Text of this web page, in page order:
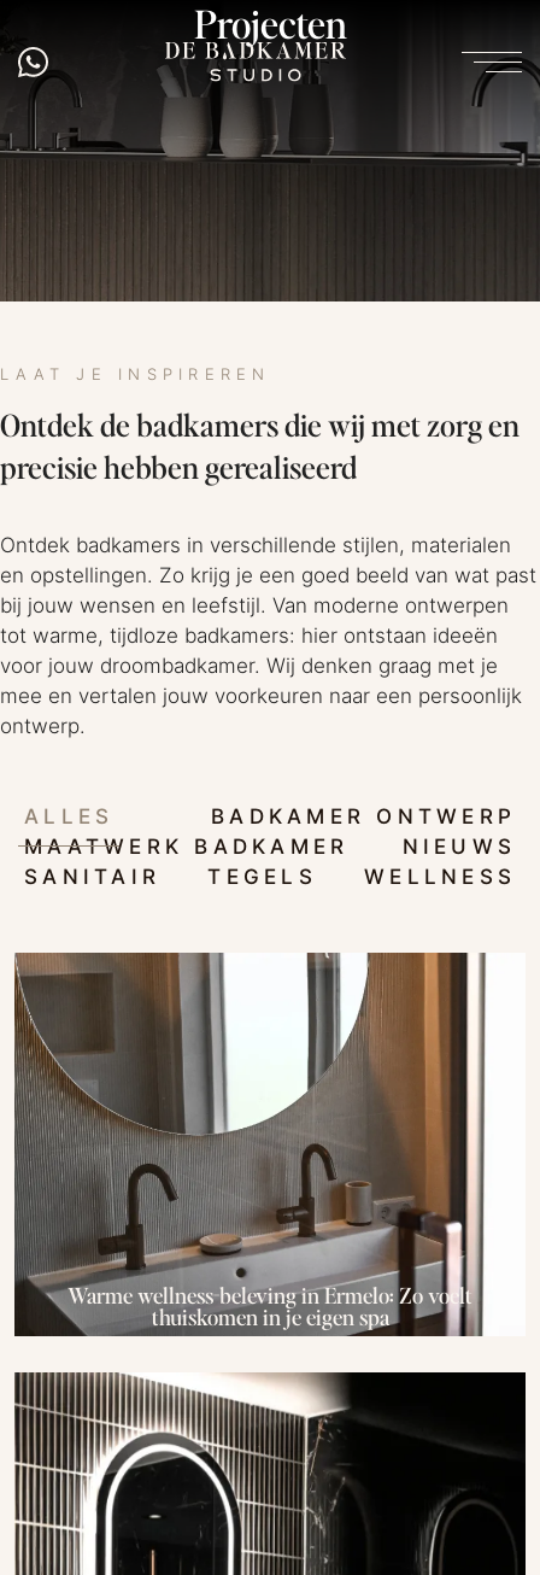
Projecten
LAAT JE INSPIREREN
Ontdek de badkamers die wij met zorg en
precisie hebben gerealiseerd
Ontdek badkamers in verschillende stijlen, materialen
en opstellingen. Zo krijg je een goed beeld van wat past
bij jouw wensen en leefstijl. Van moderne ontwerpen
tot warme, tijdloze badkamers: hier ontstaan ideeën
voor jouw droombadkamer. Wij denken graag met je
mee en vertalen jouw voorkeuren naar een persoonlijk
ontwerp.
ALLES
BADKAMER ONTWERP
MAATWERK BADKAMER
NIEUWS
SANITAIR
TEGELS WELLNESS
Warme wellness-beleving in Ermelo: Zo voelt
thuiskomen in je eigen spa